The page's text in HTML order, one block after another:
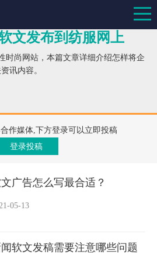
文发布到纺服网上
时尚网站，本篇文章详细介绍怎样将企
讯内容。
作媒体,下方登录可以立即投稿
登录投稿
广告怎么写最合适？
05-13
软文发稿需要注意哪些问题